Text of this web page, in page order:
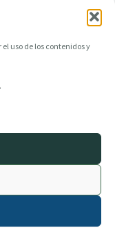
uso de los contenidos y
reservados